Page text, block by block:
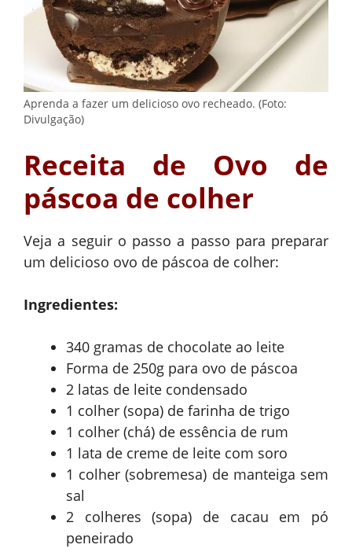
Aprenda a fazer um delicioso ovo recheado. (Foto:
Divulgação)
Receita de Ovo de
páscoa de colher
Veja a seguir o passo a passo para preparar
um delicioso ovo de páscoa de colher:
Ingredientes:
340 gramas de chocolate ao leite
Forma de 250g para ovo de páscoa
2 latas de leite condensado
1 colher (sopa) de farinha de trigo
1 colher (chá) de essência de rum
1 lata de creme de leite com soro
1 colher (sobremesa) de manteiga sem
sal
2 colheres (sopa) de cacau em pó
peneirado